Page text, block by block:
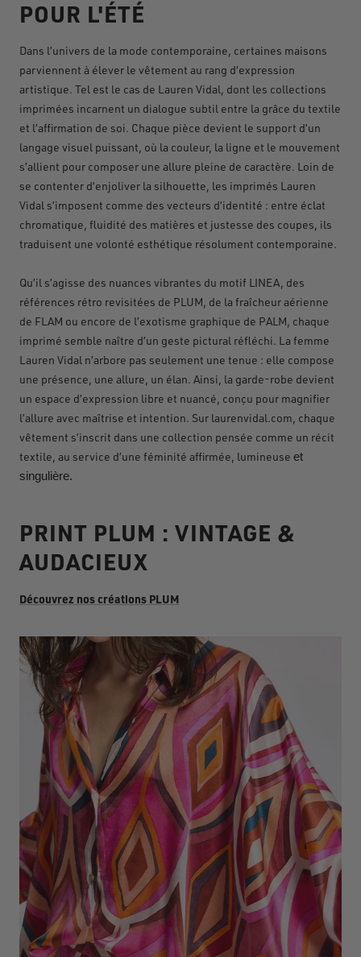
POUR L'ÉTÉ
Dans l’univers de la mode contemporaine, certaines maisons
parviennent à élever le vêtement au rang d’expression
artistique. Tel est le cas de Lauren Vidal, dont les collections
imprimées incarnent un dialogue subtil entre la grâce du textile
et l’affirmation de soi. Chaque pièce devient le support d’un
langage visuel puissant, où la couleur, la ligne et le mouvement
s’allient pour composer une allure pleine de caractère. Loin de
se contenter d’enjoliver la silhouette, les imprimés Lauren
Vidal s’imposent comme des vecteurs d’identité : entre éclat
chromatique, fluidité des matières et justesse des coupes, ils
traduisent une volonté esthétique résolument contemporaine.
Qu’il s’agisse des nuances vibrantes du motif LINEA, des
références rétro revisitées de PLUM, de la fraîcheur aérienne
de FLAM ou encore de l’exotisme graphique de PALM, chaque
imprimé semble naître d’un geste pictural réfléchi. La femme
Lauren Vidal n’arbore pas seulement une tenue : elle compose
une présence, une allure, un élan. Ainsi, la garde-robe devient
un espace d’expression libre et nuancé , conçu pour magnifier
l’allure avec maîtrise et intention. Sur laurenvidal.com, chaque
vêtement s’inscrit dans une collection pensée comme un récit
textile, au service d’une féminité affirmée, lumineuse et
singulière.
PRINT PLUM : VINTAGE &
AUDACIEUX
Découvrez nos créations PLUM